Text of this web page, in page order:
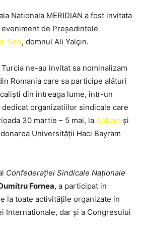
Nationala MERIDIAN a fost invitata
de Președintele
Sen, domnul Ali Yalçın.
ne-au invitat sa nominalizam
Romania care sa participe alături
din întreaga lume, intr-un
organizatiilor sindicale care
30 martie – 5 mai, la Ankara și
Universității Haci Bayram
Confederației Sindicale Naționale
Fornea, a participat in
la toate activitățile organizate in
Internationale, dar și a Congresului